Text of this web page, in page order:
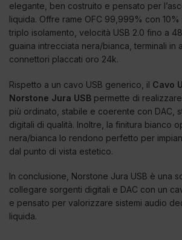
elegante, ben costruito e pensato per
liquida. Offre rame OFC 99,999% con 10%
triplo isolamento, velocità USB 2.0 fino a
guaina intrecciata nera/bianca, terminali in
connettori placcati oro 24k.
Rispetto a un cavo USB generico, il Cavo
Norstone Jura USB permette di
più ordinato, stabile e coerente con DAC,
digitali di qualità. Inoltre, la finitura bianco
nera/bianca lo rendono perfetto per
dal punto di vista estetico.
In conclusione, Norstone Jura USB è una
collegare sorgenti digitali e DAC con un
e pensato per valorizzare sistemi audio
liquida.